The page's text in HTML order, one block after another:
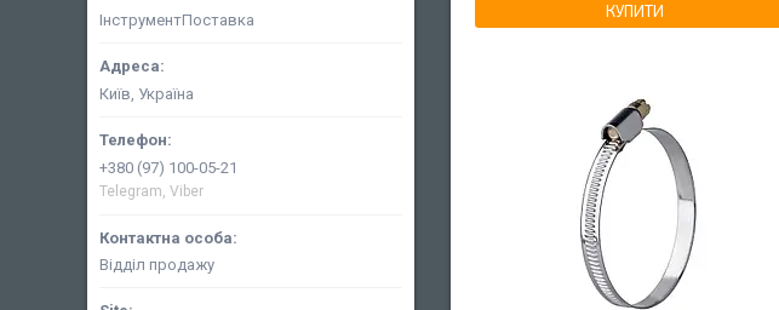
КУПИТИ
ІнструментПоставка
Київ, Україна
+380 (97) 100-05-21
Telegram, Viber
Відділ продажу